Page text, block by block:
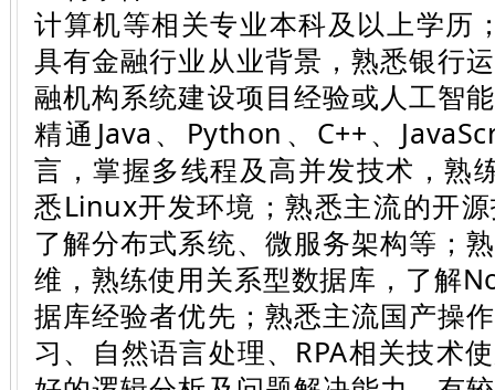
计算机等相关专业本科及以上学历
具有金融行业从业背景，熟悉银行
融机构系统建设项目经验或人工智
精通Java、Python、C++、
言，掌握多线程及高并发技术，熟
悉Linux开发环境；熟悉主流的开
了解分布式系统、微服务架构等；
维，熟练使用关系型数据库，了解
据库经验者优先；熟悉主流国产操
习、自然语言处理、RPA相关技术